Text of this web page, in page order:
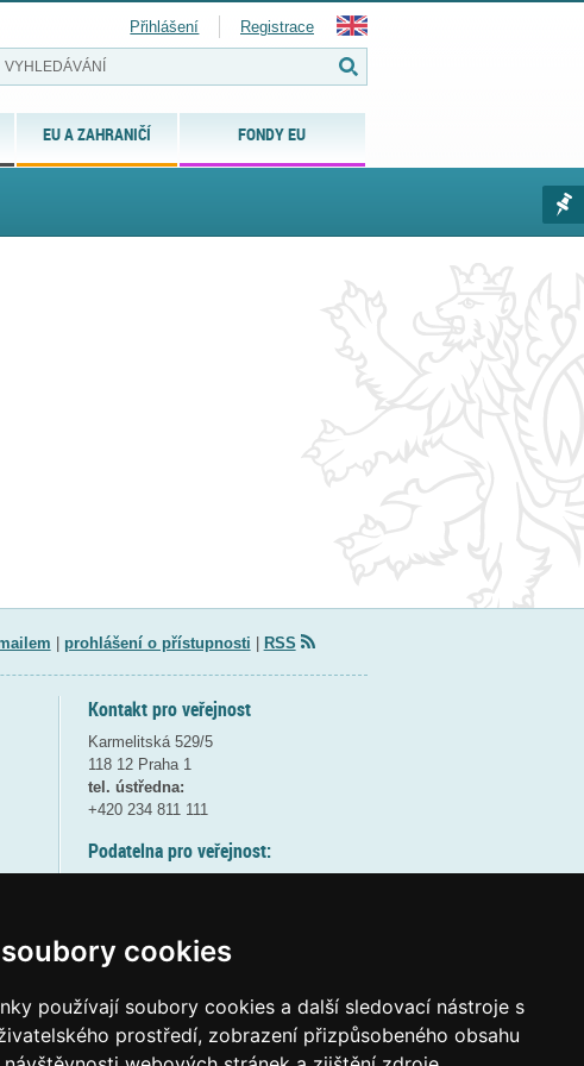
cookies
používají soubory cookies a další sledovací nástroje s
prostředí, zobrazení přizpůsobeného obsahu
EU A ZAHRANIČÍ FONDY EU
Přihlášení Registrace
prohlášení o přístupnosti RSS
Kontakt pro veřejnost
Karmelitská 529/5
118 12 Praha 1
tel. ústředna:
+420 234 811 111
Podatelna pro veřejnost:
(více informací
Elektronická podatelna: